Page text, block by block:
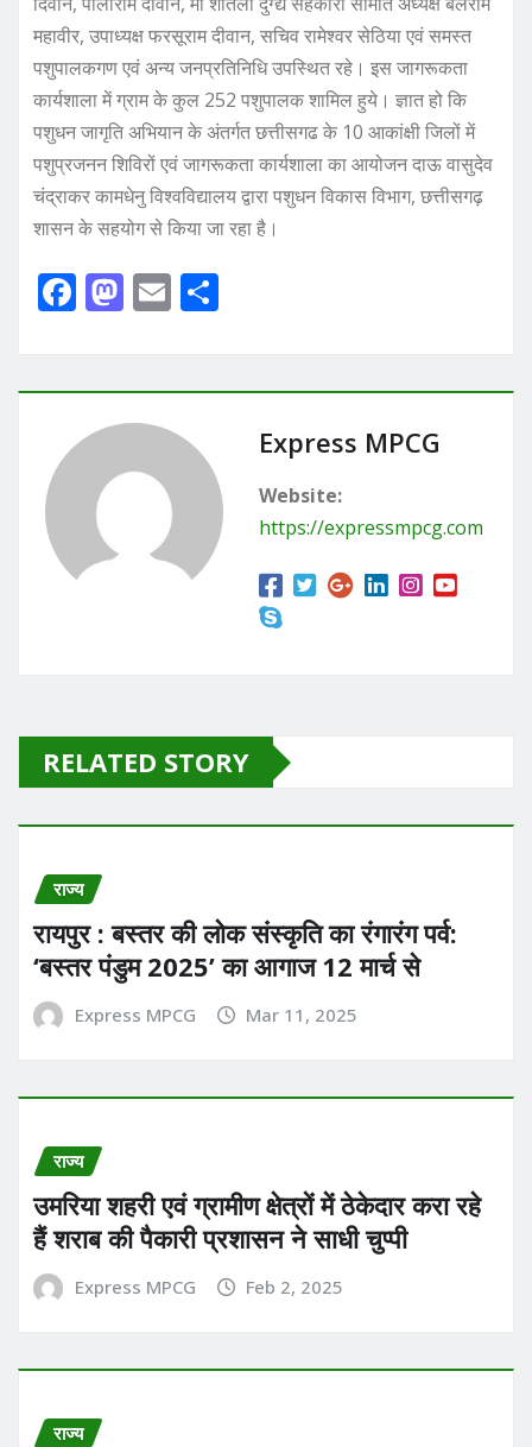
महावीर, उपाध्यक्ष फरसूराम दीवान, सचिव रामेश्वर सेठिया एवं समस्त
पशुपालकगण एवं अन्य जनप्रतिनिधि उपस्थित रहे। इस जागरूकता
कार्यशाला में ग्राम के कुल 252 पशुपालक शामिल हुये। ज्ञात हो कि
पशुधन जागृति अभियान के अंतर्गत छत्तीसगढ के 10 आकांक्षी जिलों में
पशुप्रजनन शिविरों एवं जागरूकता कार्यशाला का आयोजन दाऊ वासुदेव
चंद्राकर कामधेनु विश्वविद्यालय द्वारा पशुधन विकास विभाग, छत्तीसगढ़
शासन के सहयोग से किया जा रहा है।
F
e
b
o
k
M
o
o
E
l e
Express MPCG
Website:
https://expressmpcg.com
RELATED STORY
राज्य
रायपुर : बस्तर की लोक संस्कृति का रंगारंग पर्व:
‘बस्तर पंडुम 2025’ का आगाज 12 मार्च से
Express MPCG Mar 11, 2025
राज्य
उमरिया शहरी एवं ग्रामीण क्षेत्रों में ठेकेदार करा रहे
हैं शराब की पैकारी प्रशासन ने साधी चुप्पी
Express MPCG Feb 2, 2025
राज्य